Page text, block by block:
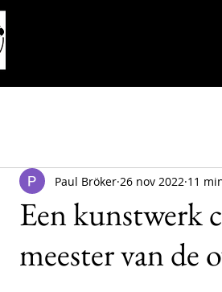
Een kunstwerk
meester van de
Paul Bröker 26 nov 2022 11